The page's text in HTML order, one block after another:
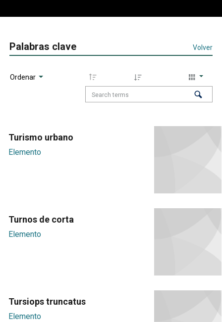
Palabras clave Volver
Ordenar
Turismo urbano
Elemento
Turnos de corta
Elemento
Tursiops truncatus
Elemento